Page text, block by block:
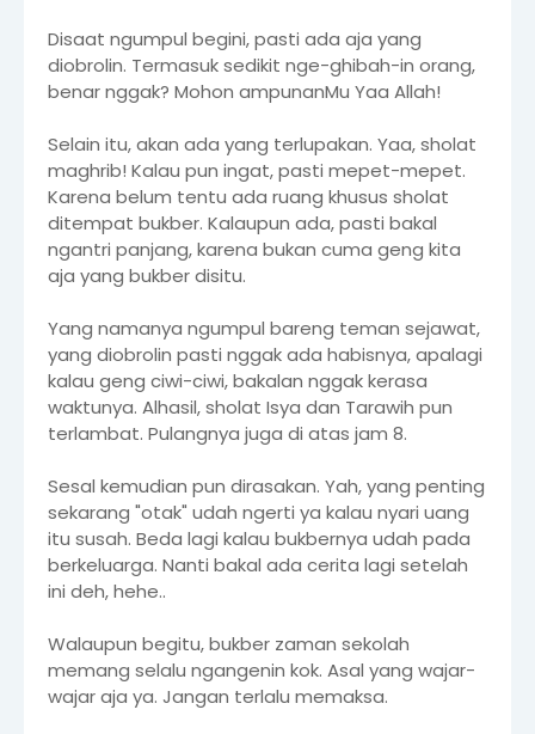
Disaat ngumpul begini, pasti ada aja yang
diobrolin. Termasuk sedikit nge-ghibah-in orang,
benar nggak? Mohon ampunanMu Yaa Allah!
Selain itu, akan ada yang terlupakan. Yaa, sholat
maghrib! Kalau pun ingat, pasti mepet-mepet.
Karena belum tentu ada ruang khusus sholat
ditempat bukber. Kalaupun ada, pasti bakal
ngantri panjang, karena bukan cuma geng kita
aja yang bukber disitu.
Yang namanya ngumpul bareng teman sejawat,
yang diobrolin pasti nggak ada habisnya, apalagi
kalau geng ciwi-ciwi, bakalan nggak kerasa
waktunya. Alhasil, sholat Isya dan Tarawih pun
terlambat. Pulangnya juga di atas jam 8.
Sesal kemudian pun dirasakan. Yah, yang penting
sekarang "otak" udah ngerti ya kalau nyari uang
itu susah. Beda lagi kalau bukbernya udah pada
berkeluarga. Nanti bakal ada cerita lagi setelah
ini deh, hehe..
Walaupun begitu, bukber zaman sekolah
memang selalu ngangenin kok. Asal yang wajar-
wajar aja ya. Jangan terlalu memaksa.